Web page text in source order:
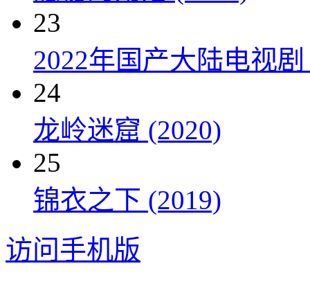
23
2022年国产大陆电视
24
龙岭迷窟 (2020)
25
锦衣之下 (2019)
访问手机版